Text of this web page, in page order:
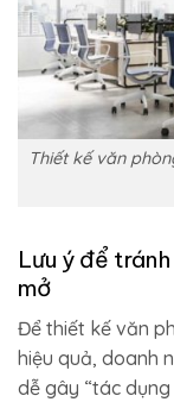
Thiết kế văn
Lưu ý để
mở
Để thiết kế văn
hiệu quả, doanh
dễ gây “tác dụng